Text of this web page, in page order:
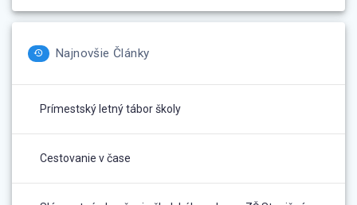
Najnovšie Články
Prímestský letný tábor školy
Cestovanie v čase